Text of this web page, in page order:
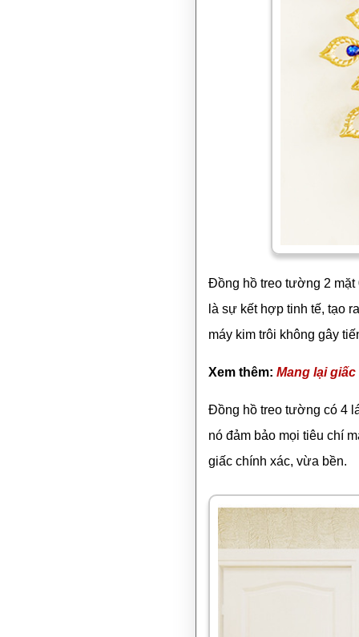
Đồng hồ treo tường 2
là sự kết hợp tinh tế, tạo
máy kim trôi không gây
Xem thêm: Mang lại
Đồng hồ treo tường có 4
nó đảm bảo mọi tiêu chí
giấc chính xác, vừa bền.